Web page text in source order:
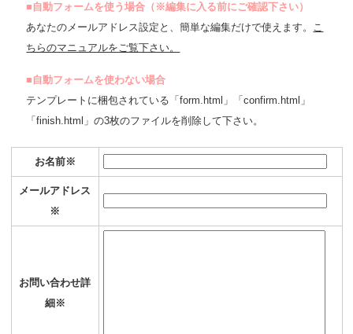
■自動フォームを使う場合（※編集に入る前にご確認下さい）
あなたのメールアドレス設定と、簡単な編集だけで使えます。 こ
ちらのマニュアルをご覧下さい。
■自動フォームを使わない場合
テンプレートに梱包されている「form.html」「confirm.html」
「finish.html」の3枚のファイルを削除して下さい。
お名前※
メールアドレス
※
お問い合わせ詳
細※